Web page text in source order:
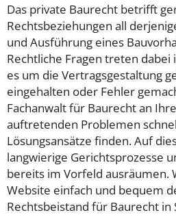
Das private Baurecht betrifft
Rechtsbeziehungen all
und Ausführung eines
Rechtliche Fragen treten
es um die Vertragsgestaltung
eingehalten oder Fehler
Fachanwalt für Baurecht an
auftretenden Problemen
Lösungsansätze finden. Auf
langwierige Gerichtsprozesse
bereits im Vorfeld ausräumen.
Website einfach und bequem
Rechtsbeistand für Baurecht in